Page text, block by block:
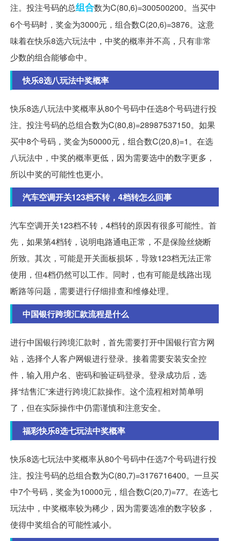
注。投注号码的总组合数为C(80,6)=300500200。当买中
6个号码时，奖金为3000元，组合数C(20,6)=3876。这意
味着在快乐8选六玩法中，中奖的概率并不高，只有非常
少数的组合能够命中。
快乐8选八玩法中奖概率
快乐8选八玩法中奖概率从80个号码中任选8个号码进行投
注。投注号码的总组合数为C(80,8)=28987537150。如果
买中8个号码，奖金为50000元，组合数C(20,8)=1。在选
八玩法中，中奖的概率更低，因为需要选中的数字更多，
所以中奖的可能性也更小。
汽车空调开关123档不转，4档转怎么回事
汽车空调开关123档不转，4档转的原因有很多可能性。首
先，如果第4档转，说明电路通电正常，不是保险丝烧断
所致。其次，可能是开关面板损坏，导致123档无法正常
使用，但4档仍然可以工作。同时，也有可能是线路出现
断路等问题，需要进行仔细排查和维修处理。
中国银行跨境汇款流程是什么
进行中国银行跨境汇款时，首先需要打开中国银行官方网
站，选择个人客户网银进行登录。接着需要安装安全控
件，输入用户名、密码和验证码登录。登录成功后，选
择“结售汇”来进行跨境汇款操作。这个流程相对简单明
了，但在实际操作中仍需谨慎和注意安全。
福彩快乐8选七玩法中奖概率
快乐8选七玩法中奖概率从80个号码中任选7个号码进行投
注。投注号码的总组合数为C(80,7)=3176716400。一旦买
中7个号码，奖金为10000元，组合数C(20,7)=77。在选七
玩法中，中奖概率较为稀少，因为需要选准的数字较多，
使得中奖组合的可能性减小。